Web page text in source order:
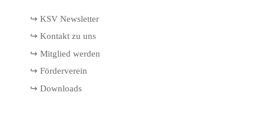
↪ KSV Newsletter
↪ Kontakt zu uns
↪ Mitglied werden
↪ Förderverein
↪ Downloads